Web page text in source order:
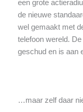
een grote
de nieuwe
wel gemaakt met
telefoon wereld.
geschud en is aan
…maar zelf daar